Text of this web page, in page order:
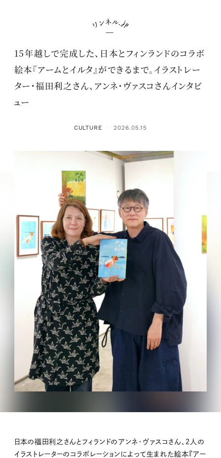
15年越しで完成した、日本とフィンランドのコラボ
絵本『アームとイルタ』ができるまで。イラストレー
ター・福田利之さん、アンネ・ヴァスコさんインタビ
ュー
CULTURE ： 2026.05.15
日本の福田利之さんとフィランドのアンネ・ヴァスコさん、２人の
イラストレーターのコラボレーションによって生まれた絵本『アー